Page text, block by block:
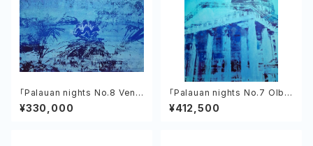
「Palauan nights No.8 Venu
s of the Tropics」植村友哉
¥330,000
「Palauan nights No.7 Olbiil
Era Kelulau」植村友哉 キャン
バス、アクリル
¥412,500